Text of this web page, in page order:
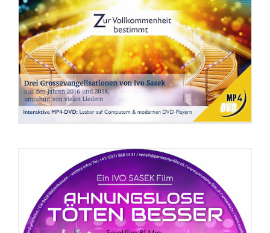
DVD: Ahnungslose töten besser